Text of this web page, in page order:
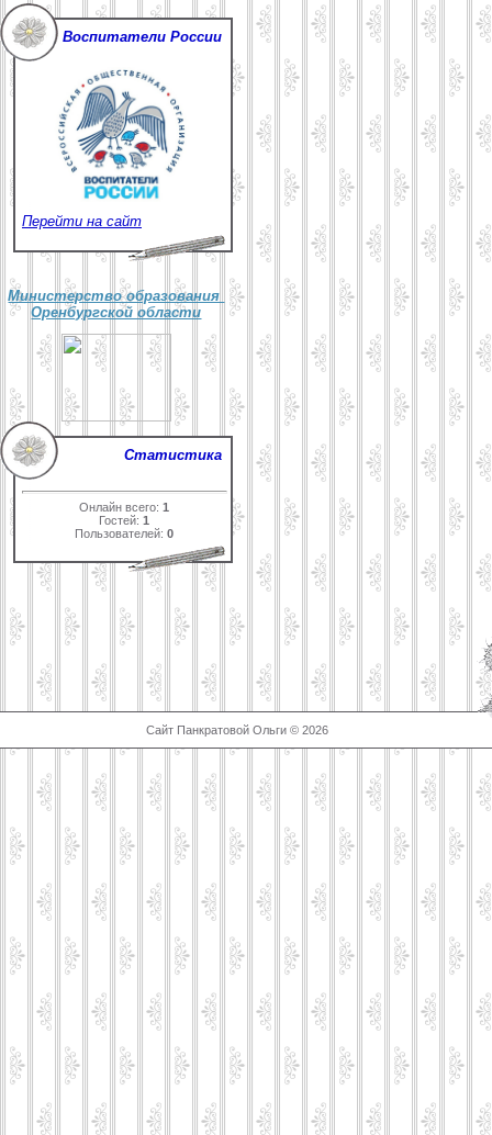
Воспитатели России
Перейти на сайт
Министерство образования
Оренбургской области
Статистика
Онлайн всего:1
Гостей:1
Пользователей:0
Сайт Панкратовой Ольги © 2026